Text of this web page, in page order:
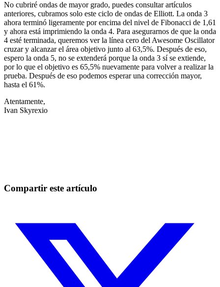
No cubriré ondas de mayor grado, puedes consultar artículos
anteriores, cubramos solo este ciclo de ondas de Elliott. La onda 3
ahora terminó ligeramente por encima del nivel de Fibonacci de 1,61
y ahora está imprimiendo la onda 4. Para asegurarnos de que la onda
4 esté terminada, queremos ver la línea cero del Awesome Oscillator
cruzar y alcanzar el área objetivo junto al 63,5%. Después de eso,
espero la onda 5, no se extenderá porque la onda 3 sí se extiende,
por lo que el objetivo es 65,5% nuevamente para volver a realizar la
prueba. Después de eso podemos esperar una corrección mayor,
hasta el 61%.
Atentamente,
Ivan Skyrexio
Compartir este artículo